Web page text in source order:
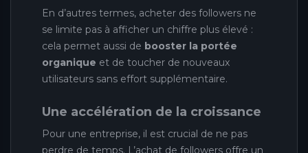
En d’autres termes, acheter des followers ne
se limite pas à afficher un chiffre plus élevé :
cela permet aussi de booster la portée
organique et de toucher de nouveaux
utilisateurs sans effort supplémentaire.
Une accélération de la croissance
Pour une entreprise, il est crucial de ne pas
perdre de temps. L’achat de followers offre un